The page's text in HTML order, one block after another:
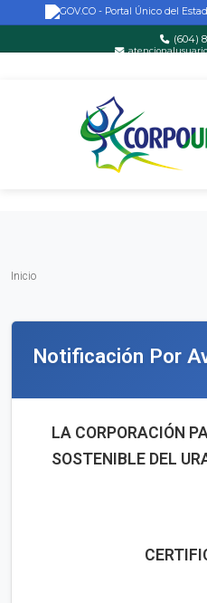
Saltar al contenido principal
(604)
Inicio
Notificación Por
LA CORPORACIÓN
SOSTENIBLE DEL